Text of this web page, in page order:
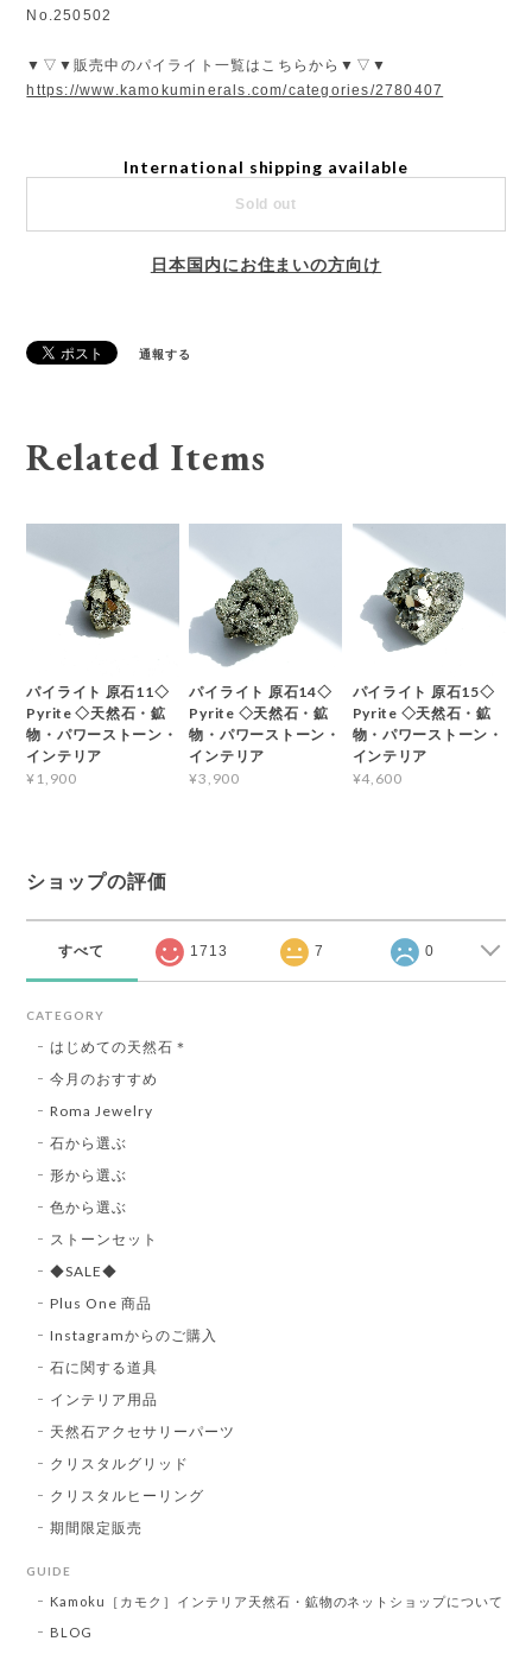
No.250502
▼▽▼販売中のパイライト一覧はこちらから▼▽▼
https://www.kamokuminerals.com/categories/2780407
International shipping available
Sold out
日本国内にお住まいの方向け
通報する
Related Items
パイライト 原石11◇
Pyrite ◇天然石・鉱
物・パワーストーン・
インテリア
¥1,900
パイライト 原石14◇
Pyrite ◇天然石・鉱
物・パワーストーン・
インテリア
¥3,900
パイライト 原石15◇
Pyrite ◇天然石・鉱
物・パワーストーン・
インテリア
¥4,600
ショップの評価
すべて 1713 7 0
CATEGORY
はじめての天然石＊
今月のおすすめ
Roma Jewelry
石から選ぶ
形から選ぶ
色から選ぶ
ストーンセット
◆SALE◆
Plus One 商品
Instagramからのご購入
石に関する道具
インテリア用品
天然石アクセサリーパーツ
クリスタルグリッド
クリスタルヒーリング
期間限定販売
GUIDE
Kamoku［カモク］インテリア天然石・鉱物のネットショップについて
BLOG